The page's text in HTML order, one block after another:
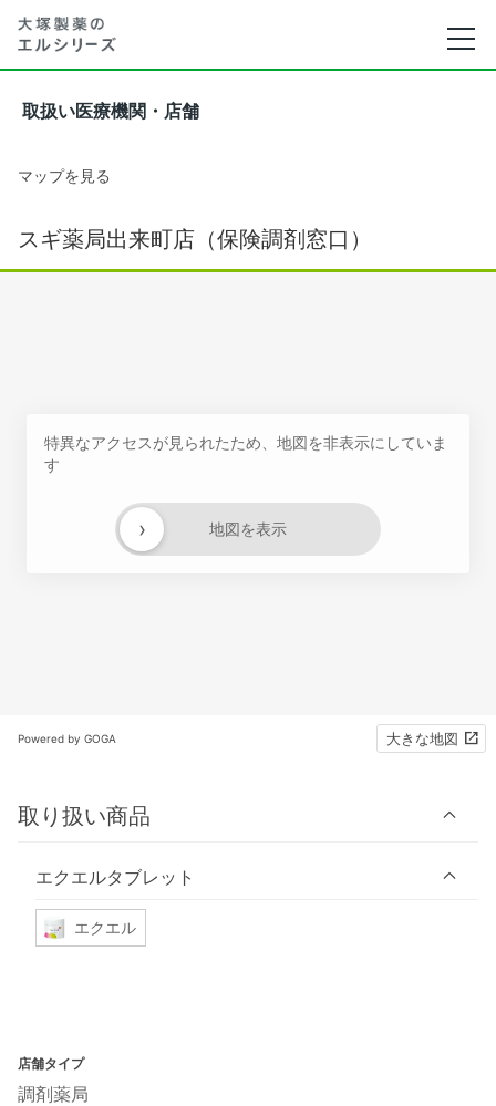
取扱い医療機関・店舗
マップを見る
スギ薬局出来町店（保険調剤窓口）
特異なアクセスが見られたため、地図を非表示にしていま
す
地図を表示
›
Powered by GOGA 大きな地図
取り扱い商品
エクエルタブレット
エクエル
店舗タイプ
調剤薬局